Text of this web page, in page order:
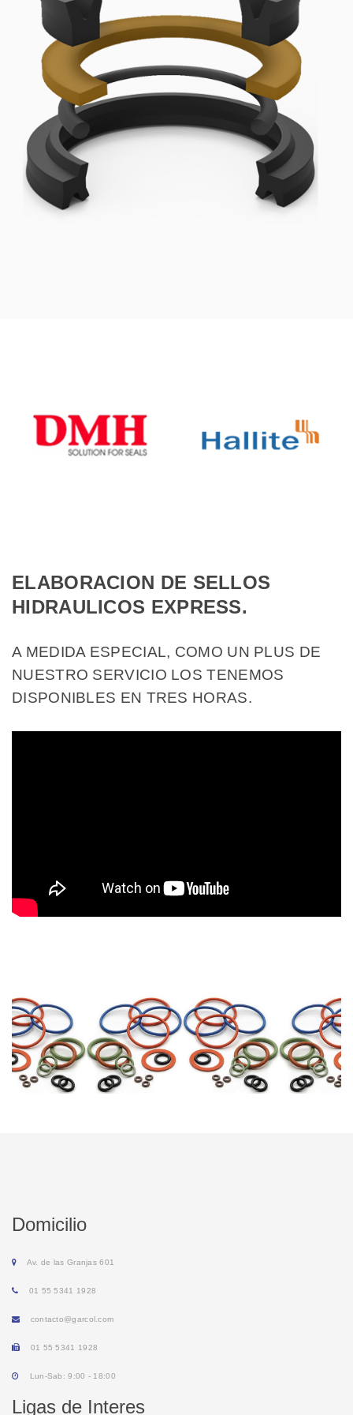
ELABORACION DE SELLOS
HIDRAULICOS EXPRESS.
A MEDIDA ESPECIAL, COMO UN PLUS DE
NUESTRO SERVICIO LOS TENEMOS
DISPONIBLES EN TRES HORAS.
Domicilio
Av. de las Granjas 601
01 55 5341 1928
contacto@garcol.com
01 55 5341 1928
Lun-Sab: 9:00 - 18:00
Ligas de Interes